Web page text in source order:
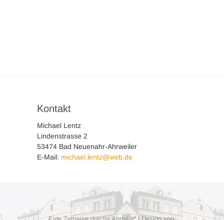
Kontakt
Michael Lentz
Lindenstrasse 2
53474 Bad Neuenahr-Ahrweiler
E-Mail: michael.lentz@web.de